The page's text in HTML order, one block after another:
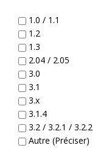
1.0 / 1.1
1.2
1.3
2.04 / 2.05
3.0
3.1
3.x
3.1.4
3.2 / 3.2.1 / 3.2.2
Autre (Préciser)